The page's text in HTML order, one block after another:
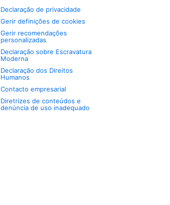
Declaração de privacidade
Gerir definições de cookies
Gerir recomendações
personalizadas
Declaração sobre Escravatura
Moderna
Declaração dos Direitos
Humanos
Contacto empresarial
Diretrizes de conteúdos e
denúncia de uso inadequado